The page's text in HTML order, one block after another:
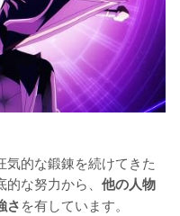
的な鍛錬を続けてきた
な努力から、 他の人物
さを有しています。